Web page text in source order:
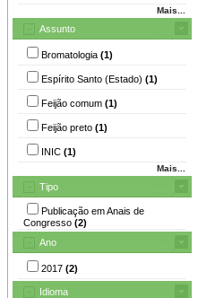
Mais...
Assunto
Bromatologia (1)
Espírito Santo (Estado) (1)
Feijão comum (1)
Feijão preto (1)
INIC (1)
Mais...
Tipo
Publicação em Anais de
Congresso (2)
Ano
2017 (2)
Idioma